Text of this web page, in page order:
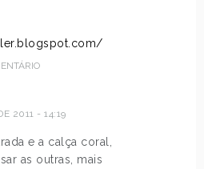
2011 - 14:19
e a calça coral,
as outras, mais